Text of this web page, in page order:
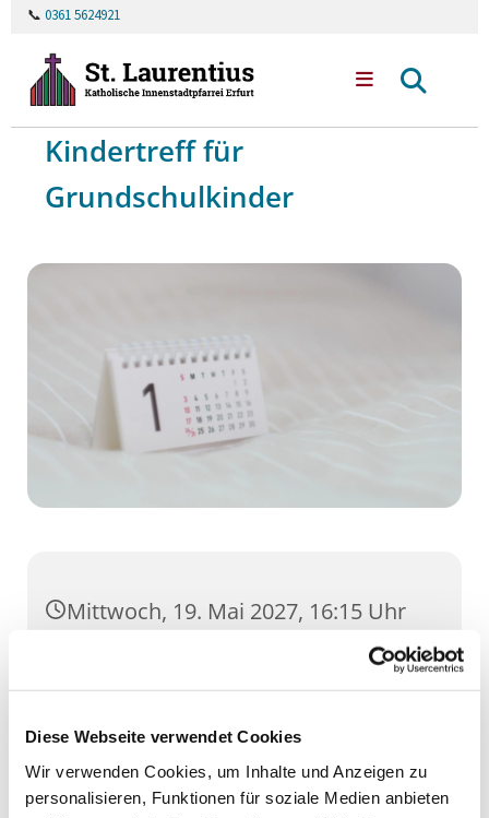
Diese Webseite verwendet Cookies
Wir verwenden Cookies, um Inhalte und Anzeigen zu
personalisieren, Funktionen für soziale Medien anbieten
📞 0361 5624921
Kindertreff für
Grundschulkinder
Mittwoch, 19. Mai 2027, 16:15 Uhr
GH Severi, Severihof 1, 99084 Erfurt